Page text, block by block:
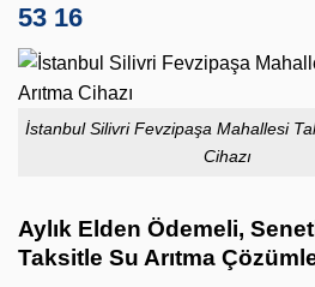
53 16
İstanbul Silivri Fevzipaşa Mahallesi
Cihazı
Aylık Elden Ödemeli,
Taksitle Su Arıtma